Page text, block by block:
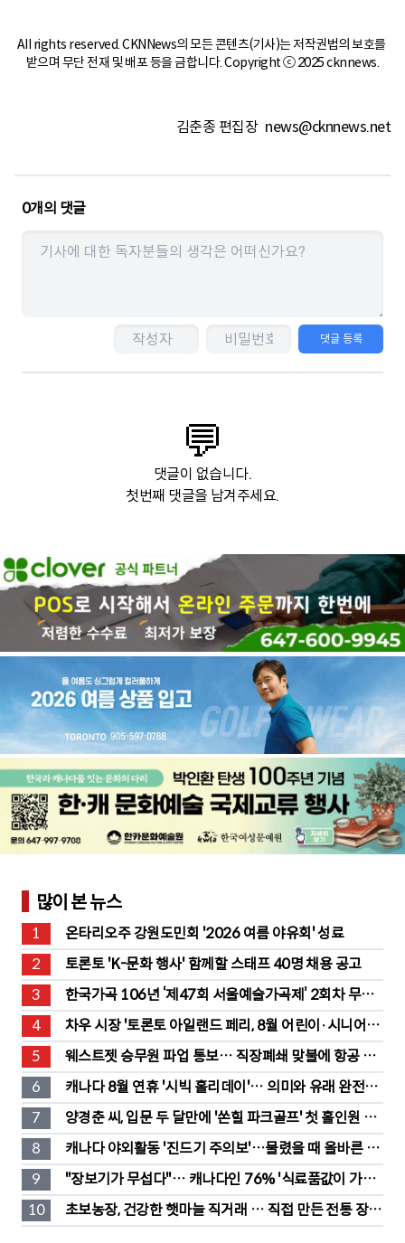
All rights reserved. CKNNews의 모든 콘텐츠(기사)는 저작권법의 보호를
받으며 무단 전재 및 배포 등을 금합니다. Copyright ⓒ 2025 cknnews.
김춘종 편집장 news@cknnews.net
0개의 댓글
댓글 등록
💬
댓글이 없습니다.
첫번째 댓글을 남겨주세요.
많이 본 뉴스
1
온타리오주 강원도민회 '2026 여름 야유회' 성료
2
토론토 'K-문화 행사' 함께할 스태프 40명 채용 공고
3
한국가곡 106년 ‘제47회 서울예술가곡제’ 2회차 무대
성황
4
차우 시장 '토론토 아일랜드 페리, 8월 어린이·시니어 무
료' 발표
5
웨스트젯 승무원 파업 통보… 직장폐쇄 맞불에 항공 대
란
6
캐나다 8월 연휴 '시빅 홀리데이'… 의미와 유래 완전정
리
7
양경춘 씨, 입문 두 달만에 '쏜힐 파크골프' 첫 홀인원 주
인공
8
캐나다 야외활동 '진드기 주의보'…물렸을 때 올바른 대
처법은?
9
"장보기가 무섭다"… 캐나다인 76% '식료품값이 가장
부담'
10
초보농장, 건강한 햇마늘 직거래 … 직접 만든 전통 장류
도 판매